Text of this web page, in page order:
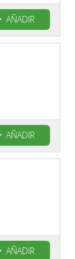
AÑADIR
AÑADIR
AÑADIR